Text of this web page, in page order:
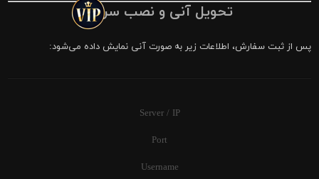
تحویل آنی و نصب سریع
پس از ثبت سفارش، اطلاعات زیر به صورت آنی نمایش داده می‌شود:
Server / IP
Port
Username